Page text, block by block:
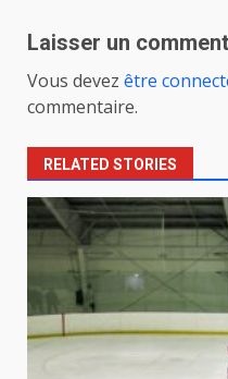
Laisser un
Vous devez être
commentaire.
RELATED STORIES